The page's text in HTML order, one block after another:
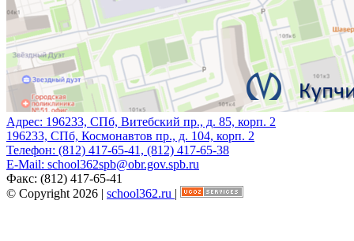
Адрес: 196233, СПб, Витебский пр., д. 85, корп. 2
196233, СПб, Космонавтов пр., д. 104, корп. 2
Телефон: (812) 417-65-41, (812) 417-65-38
E-Mail: school362spb@obr.gov.spb.ru
Факс: (812) 417-65-41
© Copyright 2026 | school362.ru |